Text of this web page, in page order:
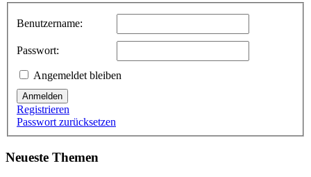
Benutzername:
Passwort:
Angemeldet bleiben
Anmelden
Registrieren
Passwort zurücksetzen
Neueste Themen